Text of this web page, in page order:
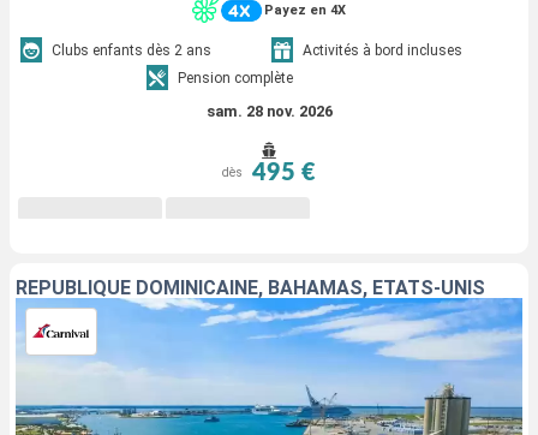
Payez en 4X
Clubs enfants dès 2 ans
Activités à bord incluses
Pension complète
sam. 28 nov. 2026
dès 495 €
RÉPUBLIQUE DOMINICAINE, BAHAMAS, ÉTATS-UNIS